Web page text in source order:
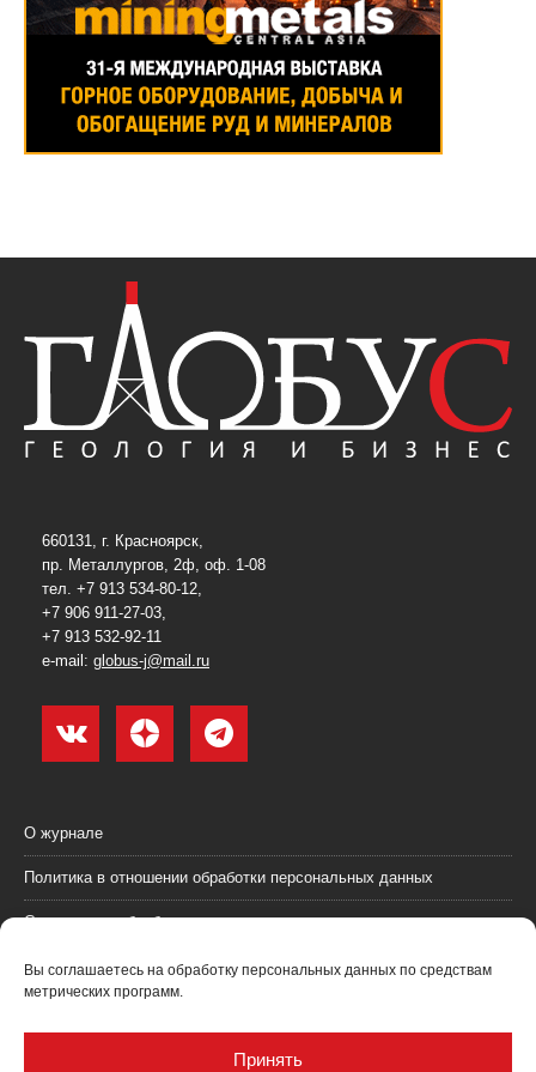
Вы соглашаетесь на обработку персональных данных по средствам
метрических программ.
Принять
660131, г. Красноярск,
пр. Металлургов, 2ф, оф. 1-08
тел. +7 913 534-80-12,
+7 906 911-27-03,
+7 913 532-92-11
e-mail: globus-j@mail.ru
О журнале
Политика в отношении обработки персональных данных
Согласие на обработку персональных данных
Пользовательское соглашение (оферта)